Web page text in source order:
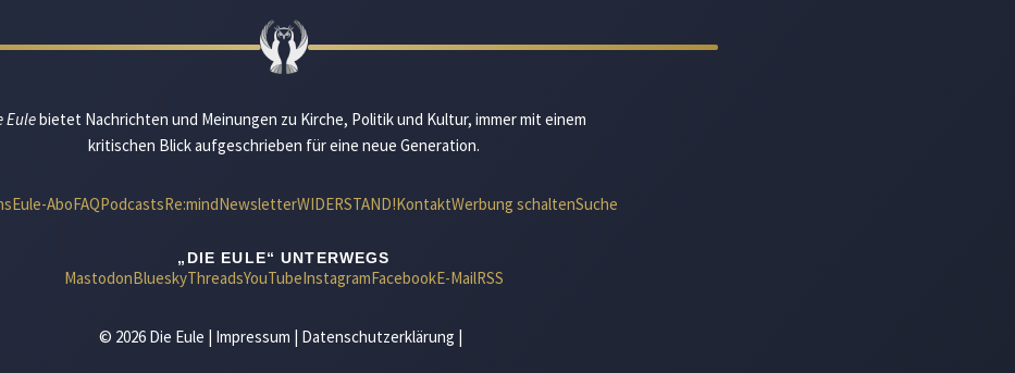
Eulebietet Nachrichten und Meinungen zu Kirche, Politik und Kultur, immer mit einem
kritischen Blick aufgeschrieben für eine neue Generation.
Eule-AboFAQPodcastsRe:mindNewsletterWIDERSTAND!KontaktWerbung schaltenSuche
„DIE EULE“ UNTERWEGS
MastodonBlueskyThreadsYouTubeInstagramFacebookE-MailRSS
© 2026 Die Eule | Impressum Datenschutzerklärung